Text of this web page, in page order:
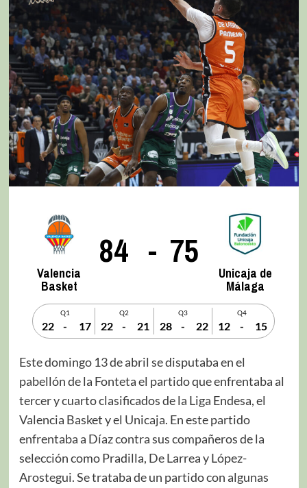
Valencia
Basket
84 - 75
Unicaja de
Málaga
Q1
22 - 17
Q2
22 - 21
Q3
28 - 22
Q4
12 - 15
Este domingo 13 de abril se disputaba en el
pabellón de la Fonteta el partido que enfrentaba al
tercer y cuarto clasificados de la Liga Endesa, el
Valencia Basket y el Unicaja. En este partido
enfrentaba a Díaz contra sus compañeros de la
selección como Pradilla, De Larrea y López-
Arostegui. Se trataba de un partido con algunas